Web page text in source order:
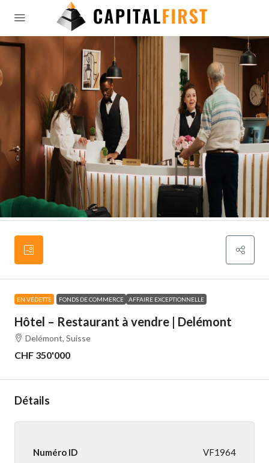
EN VEDETTE FONDS DE COMMERCE AFFAIRE EXCEPTIONNELLE
Hôtel – Restaurant à vendre | Delémont
Delémont, Suisse
CHF 350'000
Détails
Numéro ID VF1964